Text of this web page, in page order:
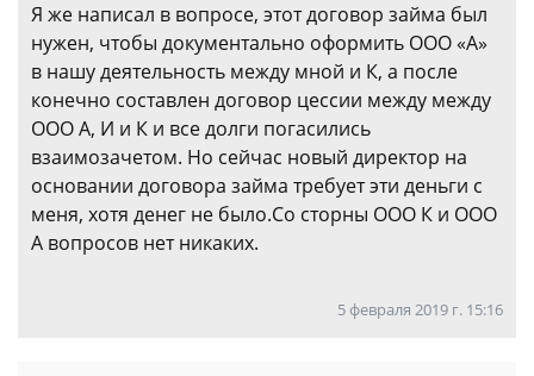
Я же написал в вопросе, этот договор займа был
нужен, чтобы документально оформить ООО «А»
в нашу деятельность между мной и К, а после
конечно составлен договор цессии между между
ООО А, И и К и все долги погасились
взаимозачетом. Но сейчас новый директор на
основании договора займа требует эти деньги с
меня, хотя денег не было.Со сторны ООО К и ООО
А вопросов нет никаких.
5 февраля 2019 г. 15:16